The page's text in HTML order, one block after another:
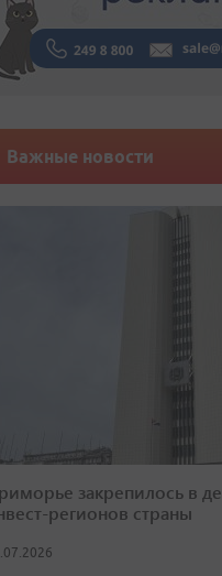
Важные новости
закрепилось в
регионов страны